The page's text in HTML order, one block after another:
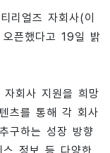
리얼즈 자회사(이
픈했다고 19일 밝
회사 지원을 희망
츠를 통해 각 회사
구하는 성장 방향
정보 등 다양한